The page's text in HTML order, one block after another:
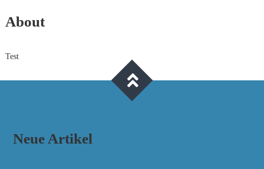
About
Test
Neue Artikel